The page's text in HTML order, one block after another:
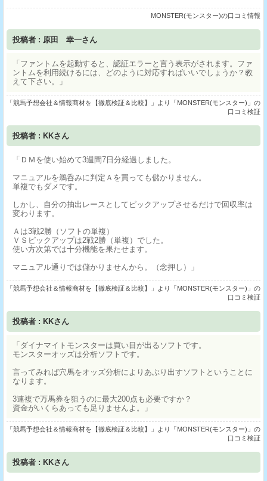
MONSTER(モンスター)の口コミ情報
投稿者 : 原田 幸一さん
「ファントムを起動すると、認証エラーと言う表示がされます。ファ
ントムを利用続けるには、どのように対応すればいいでしょうか？教
えて下さい。」
「競馬予想会社＆情報商材を【徹底検証＆比較】」より「MONSTER(モンスター)」の
口コミ検証
投稿者 : KKさん
「ＤＭを使い始めて3週間7日分経過しました。
マニュアルを鵜呑みに判定Ａを買っても儲かりません。
単複でもダメです。
しかし、自分の抽出レースとしてピックアップさせるだけで回収率は
変わります。
Ａは3戦2勝（ソフトの単複）
ＶＳピックアップは2戦2勝（単複）でした。
使い方次第では十分機能を果たせます。
マニュアル通りでは儲かりませんから。（念押し）」
「競馬予想会社＆情報商材を【徹底検証＆比較】」より「MONSTER(モンスター)」の
口コミ検証
投稿者 : KKさん
「ダイナマイトモンスターは買い目が出るソフトです。
モンスターオッズは分析ソフトです。
言ってみれば穴馬をオッズ分析によりあぶり出すソフトということに
なります。
3連複で万馬券を狙うのに最大200点も必要ですか？
資金がいくらあっても足りませんよ。」
「競馬予想会社＆情報商材を【徹底検証＆比較】」より「MONSTER(モンスター)」の
口コミ検証
投稿者 : KKさん